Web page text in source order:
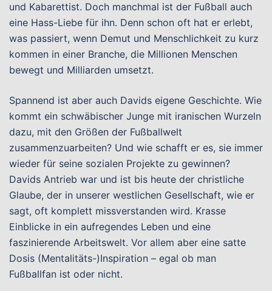
und Kabarettist. Doch manchmal ist der Fußball auch
eine Hass-Liebe für ihn. Denn schon oft hat er erlebt,
was passiert, wenn Demut und Menschlichkeit zu kurz
kommen in einer Branche, die Millionen Menschen
bewegt und Milliarden umsetzt.
Spannend ist aber auch Davids eigene Geschichte. Wie
kommt ein schwäbischer Junge mit iranischen Wurzeln
dazu, mit den Größen der Fußballwelt
zusammenzuarbeiten? Und wie schafft er es, sie immer
wieder für seine sozialen Projekte zu gewinnen?
Davids Antrieb war und ist bis heute der christliche
Glaube, der in unserer westlichen Gesellschaft, wie er
sagt, oft komplett missverstanden wird. Krasse
Einblicke in ein aufregendes Leben und eine
faszinierende Arbeitswelt. Vor allem aber eine satte
Dosis (Mentalitäts-)Inspiration – egal ob man
Fußballfan ist oder nicht.